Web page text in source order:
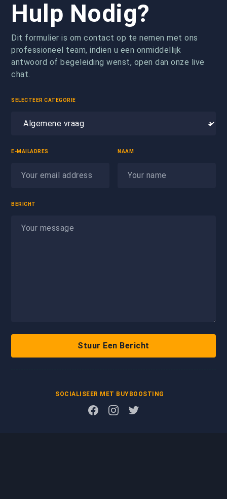
Hulp Nodig?
Dit formulier is om contact op te nemen met ons
professioneel team, indien u een onmiddellijk
antwoord of begeleiding wenst, open dan onze live
chat.
SELECTEER CATEGORIE
E-MAILADRES NAAM
BERICHT
Stuur Een Bericht
SOCIALISEER MET BUYBOOSTING